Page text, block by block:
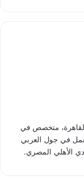
متخصص في
في جول العربي
الأهلي المصري.